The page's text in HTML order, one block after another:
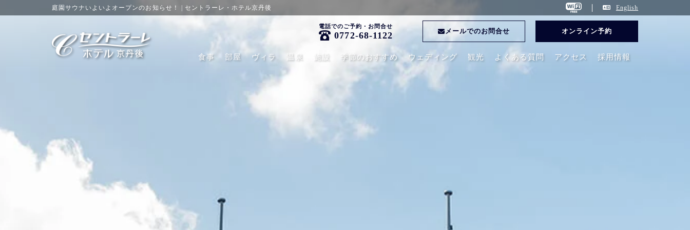
庭園サウナいよいよオープンのお知らせ！ | セントラーレ・ホテル京丹後 English
電話でのご予約・お問合せ
0772-68-1122 メールでのお問合せ オンライン予約
食事 部屋 ヴィラ 温泉 施設 季節のおすすめ ウェディング 観光 よくある質問 アクセス 採用情報